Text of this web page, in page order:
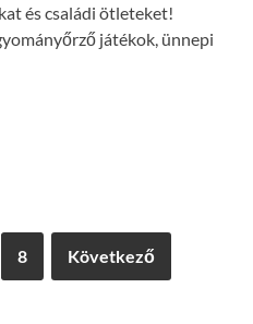
és családi ötleteket!
játékok, ünnepi
8 Következő